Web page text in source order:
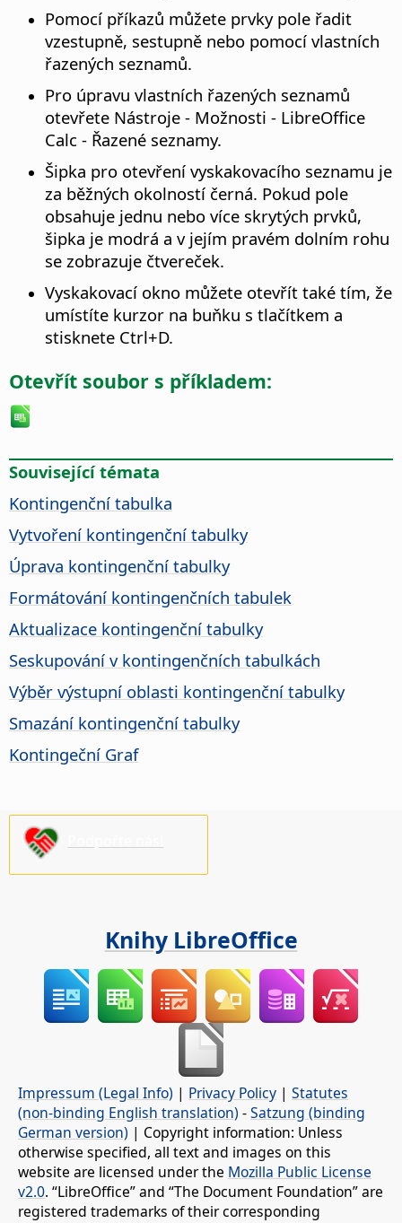
Pomocí příkazů můžete prvky pole řadit
vzestupně, sestupně nebo pomocí vlastních
řazených seznamů.
Pro úpravu vlastních řazených seznamů
otevřete Nástroje - Možnosti - LibreOffice
Calc - Řazené seznamy.
Šipka pro otevření vyskakovacího seznamu je
za běžných okolností černá. Pokud pole
obsahuje jednu nebo více skrytých prvků,
šipka je modrá a v jejím pravém dolním rohu
se zobrazuje čtvereček.
Vyskakovací okno můžete otevřít také tím, že
umístíte kurzor na buňku s tlačítkem a
stisknete Ctrl+D.
Otevřít soubor s příkladem:
Související témata
Kontingenční tabulka
Vytvoření kontingenční tabulky
Úprava kontingenční tabulky
Formátování kontingenčních tabulek
Aktualizace kontingenční tabulky
Seskupování v kontingenčních tabulkách
Výběr výstupní oblasti kontingenční tabulky
Smazání kontingenční tabulky
Kontingeční Graf
Knihy LibreOffice
Impressum (Legal Info) | Privacy Policy | Statutes
(non-binding English translation) -Satzung (binding
German version) | Copyright information: Unless
otherwise specified, all text and images on this
website are licensed under the Mozilla Public License
v2.0. “LibreOffice” and “The Document Foundation” are
registered trademarks of their corresponding